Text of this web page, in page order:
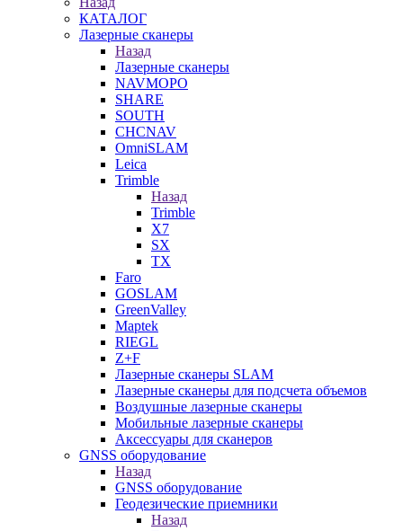
КАТАЛОГ
Лазерные сканеры
Назад
Лазерные сканеры
NAVMOPO
SHARE
SOUTH
CHCNAV
OmniSLAM
Leica
Trimble
Назад
Trimble
X7
SX
TX
Faro
GOSLAM
GreenValley
Maptek
RIEGL
Z+F
Лазерные сканеры SLAM
Лазерные сканеры для подсчета объемов
Воздушные лазерные сканеры
Мобильные лазерные сканеры
Аксессуары для сканеров
GNSS оборудование
Назад
GNSS оборудование
Геодезические приемники
Назад